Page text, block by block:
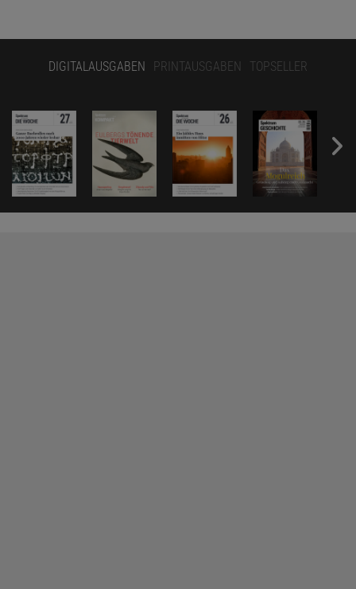
DIGITALAUSGABEN PRINTAUSGABEN TOPSELLER